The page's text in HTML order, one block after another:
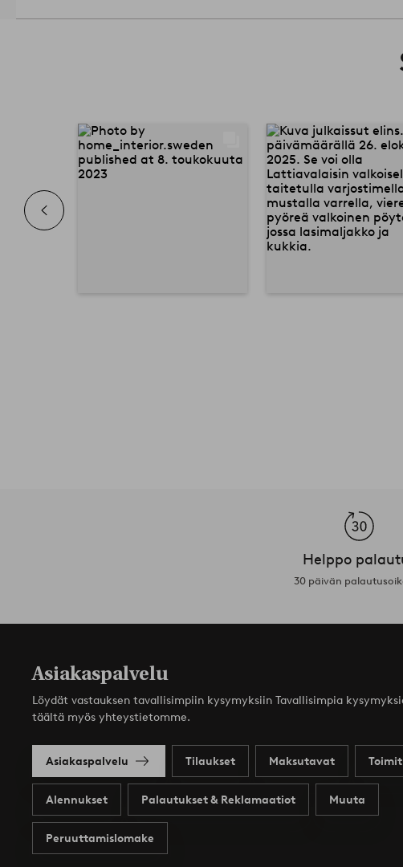
Helppo
30 päivän
Asiakaspalvelu
Löydät vastauksen tavallisimpiin kysymyksiin Tavallisimpia
täältä myös yhteystietomme.
Asiakaspalvelu Tilaukset Maksutavat
Alennukset Palautukset & Reklamaatiot Muuta
Peruuttamislomake